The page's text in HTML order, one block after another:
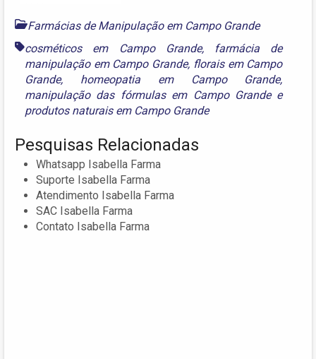
Farmácias de Manipulação em Campo Grande
cosméticos em Campo Grande, farmácia de
manipulação em Campo Grande, florais em Campo
Grande, homeopatia em Campo Grande,
manipulação das fórmulas em Campo Grandee
produtos naturais em Campo Grande
Pesquisas Relacionadas
Whatsapp Isabella Farma
Suporte Isabella Farma
Atendimento Isabella Farma
SAC Isabella Farma
Contato Isabella Farma